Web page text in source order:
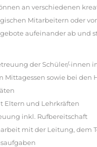
an verschiedenen
Mitarbeitern oder
aufeinander ab und
der Schüler/-innen
Mittagessen sowie bei den
Eltern und Lehrkräften
inkl. Rufbereitschaft
mit der Leitung, dem